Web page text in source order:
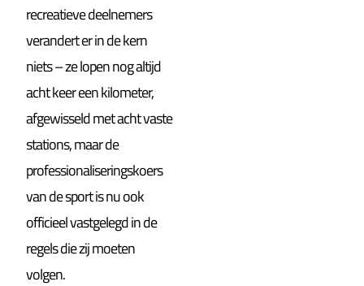
recreatieve deelnemers
verandert er in de kern
niets – ze lopen nog altijd
acht keer een kilometer,
afgewisseld met acht vaste
stations, maar de
professionaliseringskoers
van de sport is nu ook
officieel vastgelegd in de
regels die zij moeten
volgen.